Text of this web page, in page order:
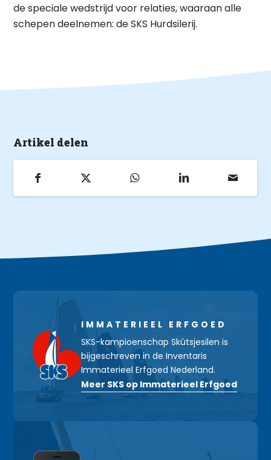
de speciale wedstrijd voor relaties, waaraan alle
schepen deelnemen: de SKS Hurdsilerij.
Artikel delen
IMMATERIEEL ERFGOED
SKS-kampioenschap Skûtsjesilen is
bijgeschreven in de Inventaris
Immaterieel Erfgoed Nederland.
Meer SKS op Immaterieel Erfgoed